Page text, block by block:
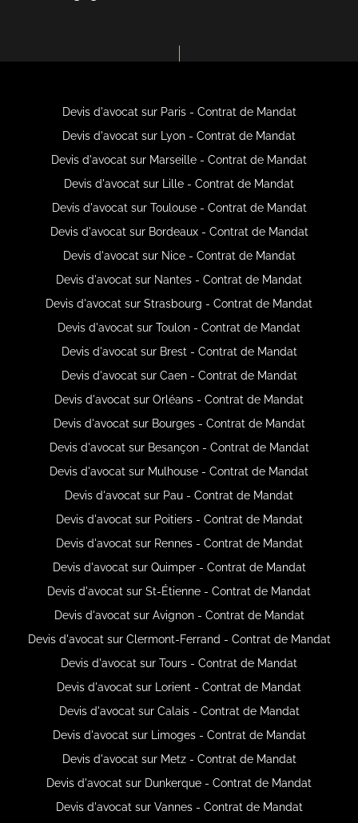
Devis d'avocat sur Paris - Contrat de Mandat
Devis d'avocat sur Lyon - Contrat de Mandat
Devis d'avocat sur Marseille - Contrat de Mandat
Devis d'avocat sur Lille - Contrat de Mandat
Devis d'avocat sur Toulouse - Contrat de Mandat
Devis d'avocat sur Bordeaux - Contrat de Mandat
Devis d'avocat sur Nice - Contrat de Mandat
Devis d'avocat sur Nantes - Contrat de Mandat
Devis d'avocat sur Strasbourg - Contrat de Mandat
Devis d'avocat sur Toulon - Contrat de Mandat
Devis d'avocat sur Brest - Contrat de Mandat
Devis d'avocat sur Caen - Contrat de Mandat
Devis d'avocat sur Orléans - Contrat de Mandat
Devis d'avocat sur Bourges - Contrat de Mandat
Devis d'avocat sur Besançon - Contrat de Mandat
Devis d'avocat sur Mulhouse - Contrat de Mandat
Devis d'avocat sur Pau - Contrat de Mandat
Devis d'avocat sur Poitiers - Contrat de Mandat
Devis d'avocat sur Rennes - Contrat de Mandat
Devis d'avocat sur Quimper - Contrat de Mandat
Devis d'avocat sur St-Étienne - Contrat de Mandat
Devis d'avocat sur Avignon - Contrat de Mandat
Devis d'avocat sur Clermont-Ferrand - Contrat de Mandat
Devis d'avocat sur Tours - Contrat de Mandat
Devis d'avocat sur Lorient - Contrat de Mandat
Devis d'avocat sur Calais - Contrat de Mandat
Devis d'avocat sur Limoges - Contrat de Mandat
Devis d'avocat sur Metz - Contrat de Mandat
Devis d'avocat sur Dunkerque - Contrat de Mandat
Devis d'avocat sur Vannes - Contrat de Mandat